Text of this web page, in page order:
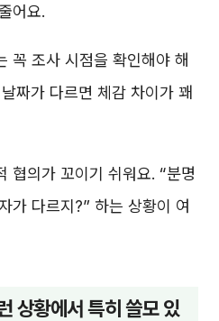
어요.
꼭 조사 시점을 확인해야 해
짜가 다르면 체감 차이가 꽤
협의가 꼬이기 쉬워요. “분명
가 다르지?” 하는 상황이 여
상황에서 특히 쓸모 있